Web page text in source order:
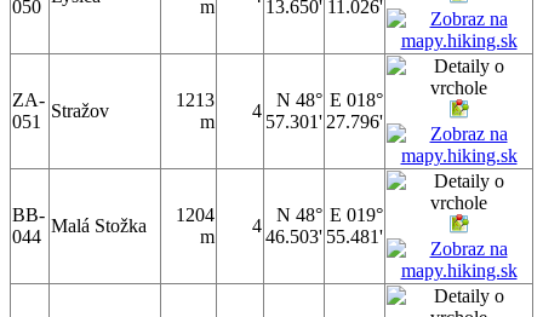
050 m 13.650' 11.026'
ZA-
051
Stražov
1213
m
4
N 48°
57.301'
E 018°
27.796'
BB-
044
Malá Stožka
1204
m
4
N 48°
46.503'
E 019°
55.481'